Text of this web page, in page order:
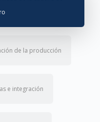
de la producción
e integración